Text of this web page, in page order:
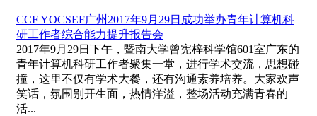
CCF YOCSEF广州2017年9月29日成功举办青年计算机科
研工作者综合能力提升报告会
2017年9月29日下午，暨南大学曾宪梓科学馆601室广东的
青年计算机科研工作者聚集一堂，进行学术交流，思想碰
撞，这里不仅有学术大餐，还有沟通素养培养。大家欢声
笑话，氛围别开生面，热情洋溢，整场活动充满青春的
活...